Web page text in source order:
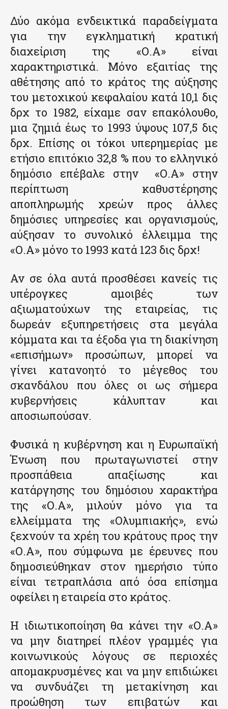
Δύο ακόμα ενδεικτικά παραδείγματα
για την εγκληματική κρατική
διαχείριση της «Ο.Α» είναι
χαρακτηριστικά. Μόνο εξαιτίας της
αθέτησης από το κράτος της αύξησης
του μετοχικού κεφαλαίου κατά 10,1 δις
δρχ το 1982, είχαμε σαν επακόλουθο,
μια ζημιά έως το 1993 ύψους 107,5 δις
δρχ. Επίσης οι τόκοι υπερημερίας με
ετήσιο επιτόκιο 32,8 % που το ελληνικό
δημόσιο επέβαλε στην
«Ο.Α» στην
περίπτωση καθυστέρησης
αποπληρωμής χρεών προς άλλες
δημόσιες υπηρεσίες και οργανισμούς,
αύξησαν το συνολικό έλλειμμα της
«Ο.Α» μόνο το 1993 κατά 123 δις δρχ!
Αν σε όλα αυτά προσθέσει κανείς τις
υπέρογκες αμοιβές των
αξιωματούχων της εταιρείας, τις
δωρεάν εξυπηρετήσεις στα μεγάλα
κόμματα και τα έξοδα για τη διακίνηση
«επισήμων» προσώπων, μπορεί να
γίνει κατανοητό το μέγεθος του
σκανδάλου που όλες οι ως σήμερα
κυβερνήσεις κάλυπταν και
αποσιωπούσαν.
Φυσικά η κυβέρνηση και η Ευρωπαϊκή
Ένωση που πρωταγωνιστεί στην
προσπάθεια απαξίωσης και
κατάργησης του δημόσιου χαρακτήρα
της «Ο.Α», μιλούν μόνο για τα
ελλείμματα της «Ολυμπιακής», ενώ
ξεχνούν τα χρέη του κράτους προς την
«Ο.Α», που σύμφωνα με έρευνες που
δημοσιεύθηκαν στον ημερήσιο τύπο
είναι τετραπλάσια από όσα επίσημα
οφείλει η εταιρεία στο κράτος.
Η ιδιωτικοποίηση θα κάνει την «Ο.Α»
να μην διατηρεί πλέον γραμμές για
κοινωνικούς λόγους σε περιοχές
απομακρυσμένες και να μην επιδιώκει
να συνδυάζει τη μετακίνηση και
προώθηση των επιβατών και